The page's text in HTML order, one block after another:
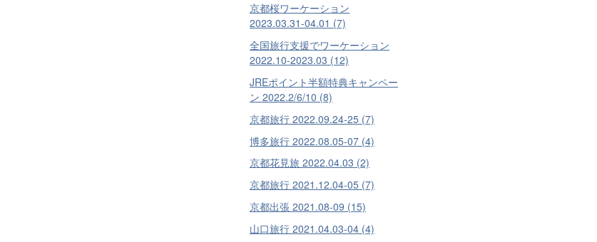
京都桜ワーケーション
2023.03.31-04.01 (7)
全国旅行支援でワーケーション
2022.10-2023.03 (12)
JREポイント半額特典キャンペー
ン 2022.2/6/10 (8)
京都旅行 2022.09.24-25 (7)
博多旅行 2022.08.05-07 (4)
京都花見旅 2022.04.03 (2)
京都旅行 2021.12.04-05 (7)
京都出張 2021.08-09 (15)
山口旅行 2021.04.03-04 (4)